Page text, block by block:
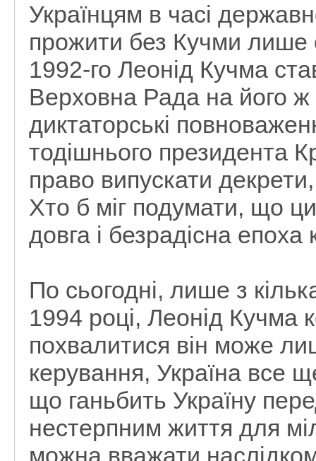
Українцям в часі
прожити без Кучми лише
1992-го Леонід Кучма
Верховна Рада на його
диктаторські
тодішнього президента
право випускати
Хто б міг подумати, що
довга і безрадісна епоха
По сьогодні, лише з
1994 році, Леонід Кучма
похвалитися він може
керування, Україна все
що ганьбить Україну
нестерпним життя для
можна вважати